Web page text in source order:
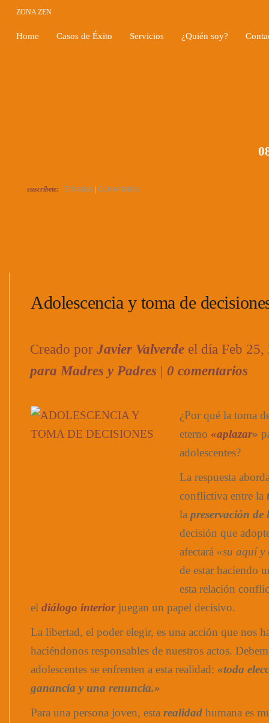
ZONA ZEN
Home Casos de Éxito Servicios ¿Quién soy?
suscríbete: Entradas Comentarios
Adolescencia y toma de
Creado por Javier Valverde el día Feb
para Madres y Padres | 0 comentarios
¿Por qué la toma
eterno «aplazar»
adolescentes?
La respuesta
conflictiva entre la
la preservación de
decisión que
afectará «su aquí y
de estar haciendo
esta relación
el diálogo interiorjuegan un papel decisivo.
La libertad, el poder elegir, es una acción que nos
haciéndonos responsables de nuestros actos.
adolescentes se enfrenten a esta realidad: «toda
ganancia y una renuncia.»
Para una persona joven, esta realidad humana es